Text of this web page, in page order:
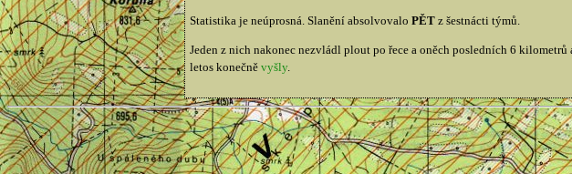
Statistika je neúprosná. Slanění absolvovalo PĚTz šestnácti týmů.
Jeden z nich nakonec nezvládl plout po řece a oněch posledních 6
letos konečně vyšly.